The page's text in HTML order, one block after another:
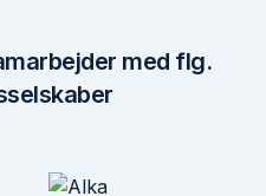
med flg.